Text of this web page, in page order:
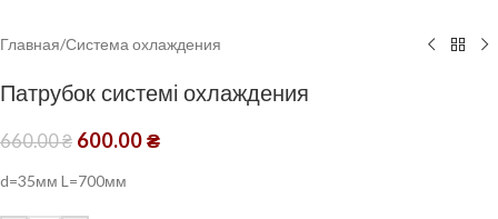
Главная/Система охлаждения
Патрубок системі охлаждения
660.00₴ 600.00₴
d=35мм L=700мм